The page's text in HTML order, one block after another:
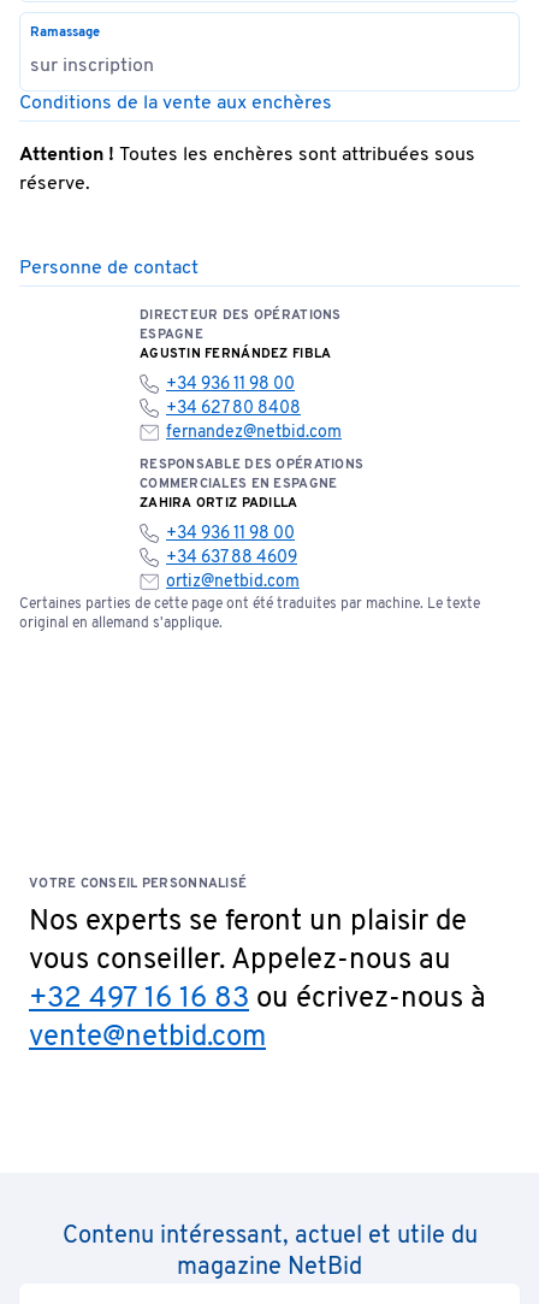
Ramassage
sur inscription
Conditions de la vente aux enchères
Attention ! Toutes les enchères sont attribuées sous
réserve.
Personne de contact
DIRECTEUR DES OPÉRATIONS
ESPAGNE
AGUSTIN FERNÁNDEZ FIBLA
+34 936 11 98 00
+34 627 80 8408
fernandez@netbid.com
RESPONSABLE DES OPÉRATIONS
COMMERCIALES EN ESPAGNE
ZAHIRA ORTIZ PADILLA
+34 936 11 98 00
+34 637 88 4609
ortiz@netbid.com
Certaines parties de cette page ont été traduites par machine. Le texte
original en allemand s'applique.
VOTRE CONSEIL PERSONNALISÉ
Nos experts se feront un plaisir de
vous conseiller. Appelez-nous au
+32 497 16 16 83 ou écrivez-nous à
vente@netbid.com
Contenu intéressant, actuel et utile du
magazine NetBid